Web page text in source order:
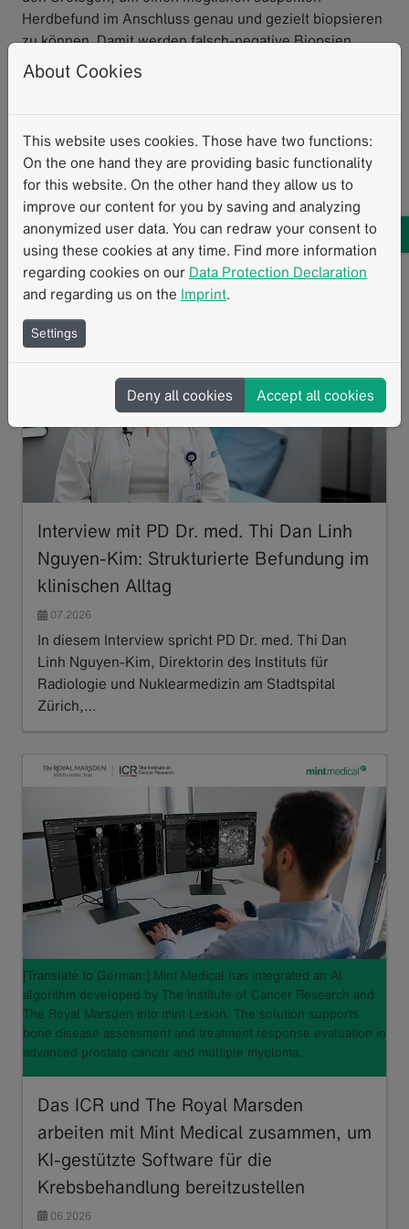
Herdbefund im Anschluss genau und gezielt biopsieren
zu können. Damit werden falsch-negative Biopsien
vermieden. Für Patienten unter aktiver Überwachung
(Active Surveillance) gibt die Möglichkeit zur
Interview Standardisierte Messverfahren Klinische Routine
Prostata Urologie Strukturierte Berichterstattung PI-RADS
Ähnliche Inhalte
Interview mit PD Dr. med. Thi Dan Linh
Nguyen-Kim: Strukturierte Befundung im
klinischen Alltag
07.2026
In diesem Interview spricht PD Dr. med. Thi Dan
Linh Nguyen-Kim, Direktorin des Instituts für
Radiologie und Nuklearmedizin am Stadtspital
Zürich,…
[Translate to German:] Mint Medical has integrated an AI
algorithm developed by The Institute of Cancer Research and
The Royal Marsden into mint Lesion. The solution supports
bone disease assessment and treatment response evaluation in
advanced prostate cancer and multiple myeloma.
Das ICR und The Royal Marsden
arbeiten mit Mint Medical zusammen, um
KI-gestützte Software für die
Krebsbehandlung bereitzustellen
06.2026
About Cookies
This website uses cookies. Those have two functions:
On the one hand they are providing basic functionality
for this website. On the other hand they allow us to
improve our content for you by saving and analyzing
anonymized user data. You can redraw your consent to
using these cookies at any time. Find more information
regarding cookies on our Data Protection Declaration
and regarding us on the Imprint.
Settings
Deny all cookies Accept all cookies